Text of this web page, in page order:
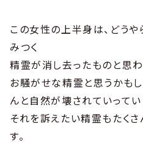
この女性の上半身は、どう
みつく
精霊が消し去ったものと思わ
お騒がせな精霊と思うかも
んと自然が壊されていってい
それを訴えたい精霊もたく
す。